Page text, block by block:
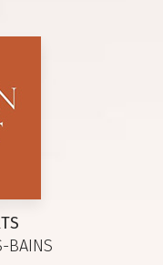
BAINS